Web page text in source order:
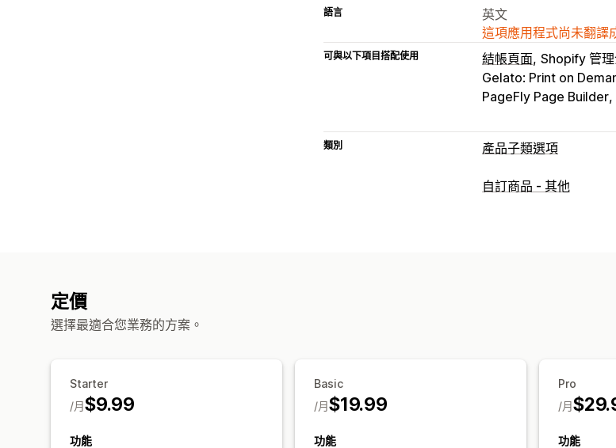
語言
英文
這項應用程式尚未翻譯
可與以下項目搭配使用 結帳頁面 Shopify 管
Gelato: Print on
PageFly Page Builder
類別 產品子類選項
自訂
自訂商品 - 其他
定價
選擇最適合您業務的方案。
Starter
$9.99
/月
功能
Basic
$19.99
/月
功能
Pro
/月
功能